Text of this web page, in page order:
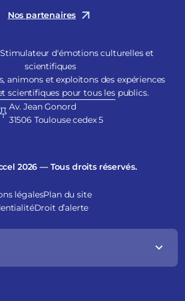
Nos partenaires
Stimulateur d'émotions culturelles et
scientifiques
animons et exploitons des expériences
scientifiques pour tous les publics.
Av. Jean Gonord
31506 Toulouse cedex 5
2026 — Tous droits réservés.
légalesPlan du site
Droit d’alerte